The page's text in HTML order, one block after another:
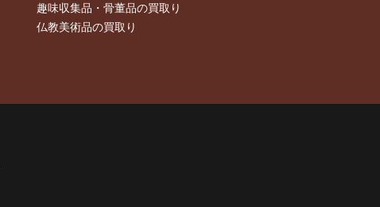
趣味収集品・骨董品の買取り
仏教美術品の買取り